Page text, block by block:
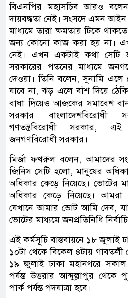
বিএনপির মহাসচিব আরও
দায়বদ্ধতা নেই। সংসদে এমন
মাধ্যমে তারা ক্ষমতায় টিকে
জন্য কোনো কাজ করা হয় না।
নেই। এখন একটাই কথা
সরকারের পতনের মাধ্যমে
দেওয়া। তিনি বলেন, সুনামি এলে
যাবে না, ঝড় এলে বাঁশ দিয়ে
বাধা দিয়েও আজকের সমাবেশ
সরকার
গণতন্ত্রবিরোধী সরকার,
জনগণবিরোধী সরকার।
মির্জা ফখরুল বলেন, আমাদের
জিনিস সেটি হলো, মানুষের
অধিকার কেড়ে নিয়েছে। ভোটের
অধিকার কেড়ে নিয়েছে।
যেখানে আমার ভোট আমি দেব,
ভোটের মাধ্যমে জনপ্রতিনিধি
এই কর্মসূচি বাস্তবায়নে ১৮ জুলাই
১০টা থেকে বিকেল ৪টায় গাবতলী
১৯ জুলাই ঢাকা মহানগরে
পর্যন্ত উত্তরার আব্দুল্লাপুর থেকে
পার্ক পর্যন্ত পদযাত্রা হবে।